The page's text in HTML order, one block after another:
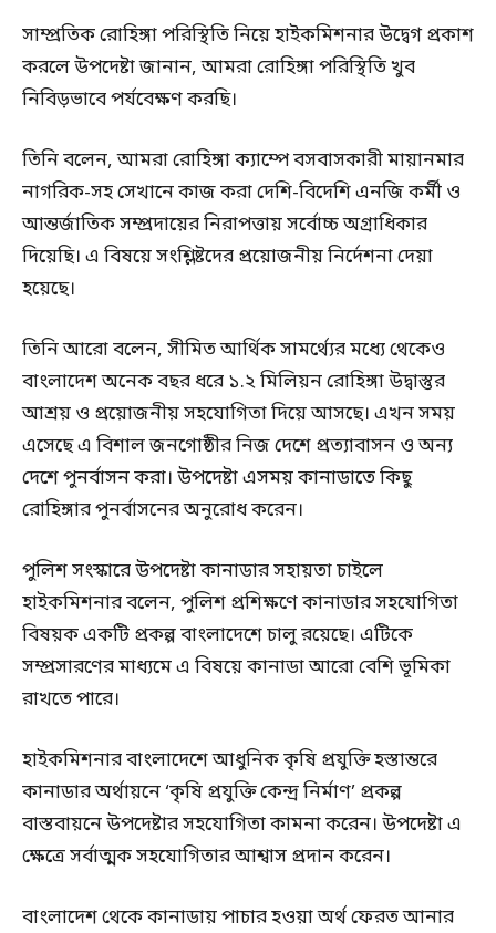
সাম্প্রতিক রোহিঙ্গা পরিস্থিতি নিয়ে হাইকমিশনার উদ্বেগ প্রকাশ
করলে উপদেষ্টা জানান, আমরা রোহিঙ্গা পরিস্থিতি খুব
নিবিড়ভাবে পর্যবেক্ষণ করছি।
তিনি বলেন, আমরা রোহিঙ্গা ক্যাম্পে বসবাসকারী মায়ানমার
নাগরিক-সহ সেখানে কাজ করা দেশি-বিদেশি এনজি কর্মী ও
আন্তর্জাতিক সম্প্রদায়ের নিরাপত্তায় সর্বোচ্চ অগ্রাধিকার
দিয়েছি। এ বিষয়ে সংশ্লিষ্টদের প্রয়োজনীয় নির্দেশনা দেয়া
হয়েছে।
তিনি আরো বলেন, সীমিত আর্থিক সামর্থ্যের মধ্যে থেকেও
বাংলাদেশ অনেক বছর ধরে ১.২ মিলিয়ন রোহিঙ্গা উদ্বাস্তুর
আশ্রয় ও প্রয়োজনীয় সহযোগিতা দিয়ে আসছে। এখন সময়
এসেছে এ বিশাল জনগোষ্ঠীর নিজ দেশে প্রত্যাবাসন ও অন্য
দেশে পুনর্বাসন করা। উপদেষ্টা এসময় কানাডাতে কিছু
রোহিঙ্গার পুনর্বাসনের অনুরোধ করেন।
পুলিশ সংস্কারে উপদেষ্টা কানাডার সহায়তা চাইলে
হাইকমিশনার বলেন, পুলিশ প্রশিক্ষণে কানাডার সহযোগিতা
বিষয়ক একটি প্রকল্প বাংলাদেশে চালু রয়েছে। এটিকে
সম্প্রসারণের মাধ্যমে এ বিষয়ে কানাডা আরো বেশি ভূমিকা
রাখতে পারে।
হাইকমিশনার বাংলাদেশে আধুনিক কৃষি প্রযুক্তি হস্তান্তরে
কানাডার অর্থায়নে ‘কৃষি প্রযুক্তি কেন্দ্র নির্মাণ’ প্রকল্প
বাস্তবায়নে উপদেষ্টার সহযোগিতা কামনা করেন। উপদেষ্টা এ
ক্ষেত্রে সর্বাত্মক সহযোগিতার আশ্বাস প্রদান করেন।
বাংলাদেশ থেকে কানাডায় পাচার হওয়া অর্থ ফেরত আনার